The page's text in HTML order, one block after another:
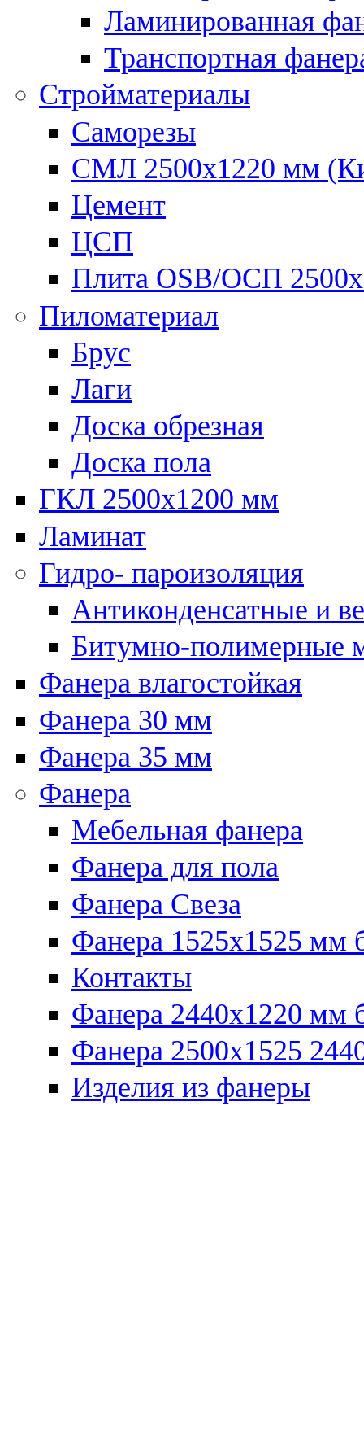
Ламинированная
Транспортная
Стройматериалы
Саморезы
СМЛ 2500х1220 мм
Цемент
ЦСП
Плита OSB/ОСП
Пиломатериал
Брус
Лаги
Доска обрезная
Доска пола
ГКЛ 2500х1200 мм
Ламинат
Гидро- пароизоляция
Антиконденсатные и
Битумно-полимерные
Фанера влагостойкая
Фанера 30 мм
Фанера 35 мм
Фанера
Мебельная фанера
Фанера для пола
Фанера Свеза
Фанера 1525x1525 мм
Контакты
Фанера 2440x1220 мм
Фанера 2500x1525
Изделия из фанеры